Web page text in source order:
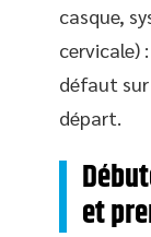
casque,
cervicale)
défaut
départ.
et